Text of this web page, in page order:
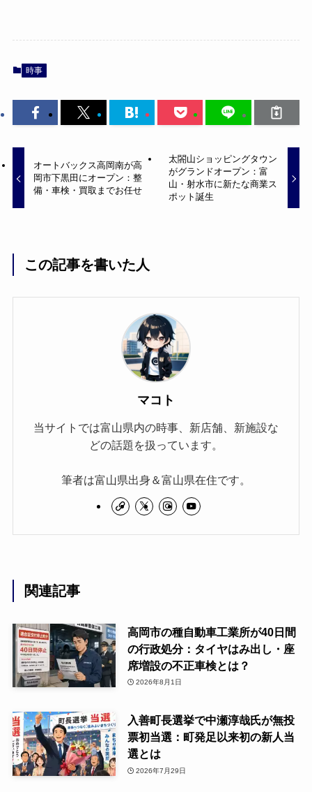
時事
オートバックス高岡南が高
岡市下黒田にオープン：整
備・車検・買取までお任せ
太閤山ショッピングタウン
がグランドオープン：富
山・射水市に新たな商業ス
ポット誕生
この記事を書いた人
マコト
当サイトでは富山県内の時事、新店舗、新施設な
どの話題を扱っています。
筆者は富山県出身＆富山県在住です。
関連記事
高岡市の種自動車工業所が40日間
の行政処分：タイヤはみ出し・座
席増設の不正車検とは？
2026年8月1日
入善町長選挙で中瀬淳哉氏が無投
票初当選：町発足以来初の新人当
選とは
2026年7月29日